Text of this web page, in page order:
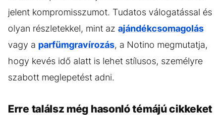
jelent kompromisszumot. Tudatos válogatással és
olyan részletekkel, mint az ajándékcsomagolás
vagy a parfümgravírozás, a Notino megmutatja,
hogy kevés idő alatt is lehet stílusos, személyre
szabott meglepetést adni.
Erre találsz még hasonló témájú cikkeket